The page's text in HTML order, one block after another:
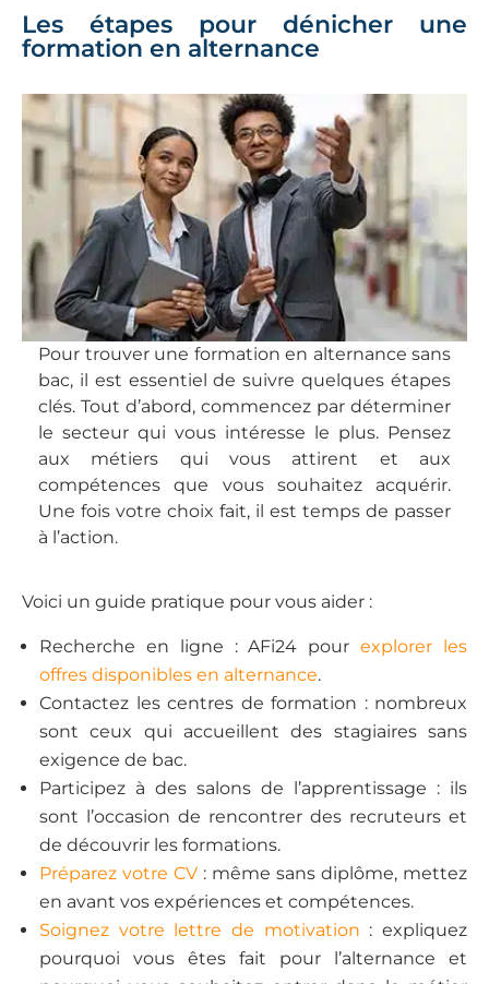
Les étapes pour dénicher une
formation en alternance
Pour trouver une formation en alternance sans
bac, il est essentiel de suivre quelques étapes
clés. Tout d’abord, commencez par déterminer
le secteur qui vous intéresse le plus. Pensez
aux métiers qui vous attirent et aux
compétences que vous souhaitez acquérir.
Une fois votre choix fait, il est temps de passer
à l’action.
Voici un guide pratique pour vous aider :
Recherche en ligne : AFi24 pourexplorer les
offres disponibles en alternance.
Contactez les centres de formation : nombreux
sont ceux qui accueillent des stagiaires sans
exigence de bac.
Participez à des salons de l’apprentissage : ils
sont l’occasion de rencontrer des recruteurs et
de découvrir les formations.
Préparez votre CV : même sans diplôme, mettez
en avant vos expériences et compétences.
Soignez votre lettre de motivation : expliquez
pourquoi vous êtes fait pour l’alternance et